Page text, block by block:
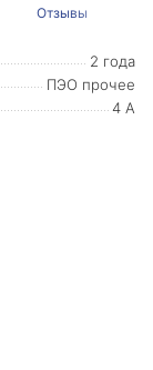
Отзывы
2 года
ПЭО прочее
4 А